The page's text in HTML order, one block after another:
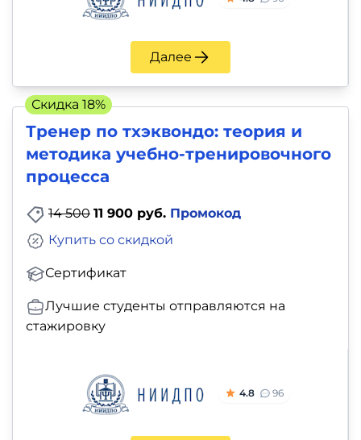
Далее
Тренер по тхэквондо: теория и
методика учебно-тренировочного
процесса
14 500 11 900 руб. Промокод
Сертификат
Купить со скидкой
Лучшие студенты отправляются на
стажировку
4.8 96
Скидка 18%